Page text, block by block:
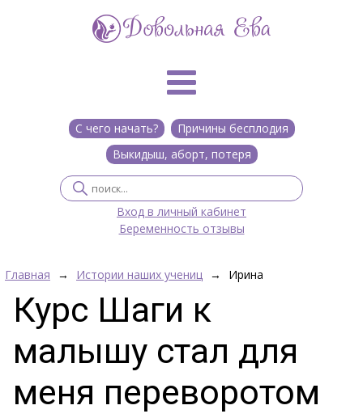
С чего начать?
Причины бесплодия
Выкидыш, аборт, потеря
Вход в личный кабинет
Беременность отзывы
Главная → Истории наших учениц → Ирина
Курс Шаги к
малышу стал для
меня переворотом